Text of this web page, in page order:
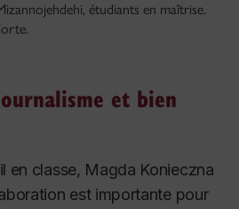
étudiants en maîtrise.
et bien
en classe, Magda Konieczna
est importante pour